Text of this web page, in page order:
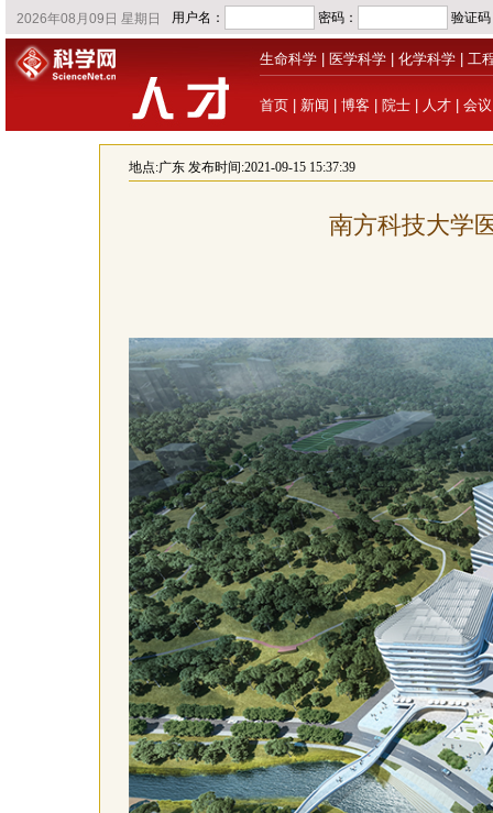
生命科学 医学科学 化学科学 工
首页 新闻 博客 院士 人才 会议
地点:广东发布时间:2021-09-15 15:37:39
南方科技大学